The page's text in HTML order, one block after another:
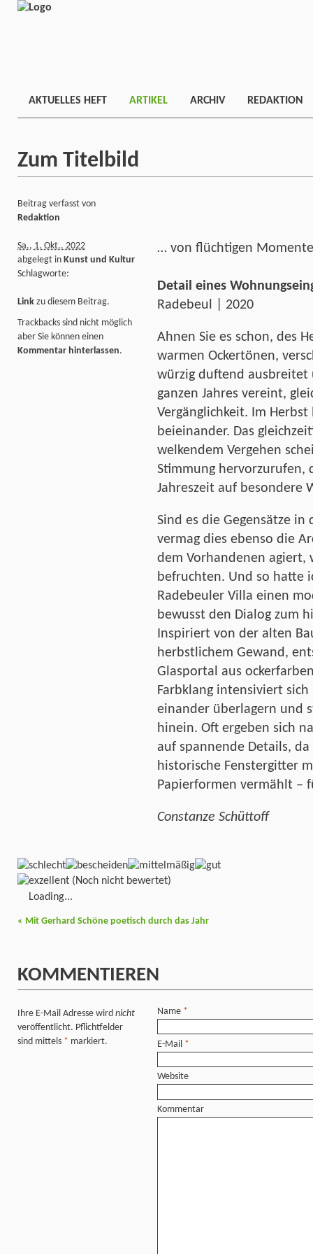
AKTUELLES HEFT ARTIKEL ARCHIV REDAKTION
Zum Titelbild
… von flüchtigen
Detail eines
Radebeul | 2020
Ahnen Sie es schon, des
warmen Ockertönen,
würzig duftend ausbreitet
ganzen Jahres vereint,
Vergänglichkeit. Im
beieinander. Das
welkendem Vergehen
Stimmung hervorzurufen,
Jahreszeit auf besondere
Sind es die Gegensätze
vermag dies ebenso die
dem Vorhandenen agiert,
befruchten. Und so hatte
Radebeuler Villa einen
bewusst den Dialog zum
Inspiriert von der alten
herbstlichem Gewand,
Glasportal aus
Farbklang intensiviert
einander überlagern und
hinein. Oft ergeben sich
auf spannende Details,
historische Fenstergitter
Papierformen vermählt –
Constanze Schüttoff
Beitrag verfasst von
Redaktion
Sa., 1. Okt.. 2022
abgelegt in Kunst und Kultur
Schlagworte:
Link zu diesem Beitrag.
Trackbacks sind nicht möglich
aber Sie können einen
Kommentar hinterlassen.
(Noch nicht bewertet)
Loading...
« Mit Gerhard Schöne poetisch durch das Jahr
KOMMENTIEREN
Ihre E-Mail Adresse wird nicht
veröffentlicht. Pflichtfelder
sind mittels * markiert.
Name *
E-Mail *
Website
Kommentar